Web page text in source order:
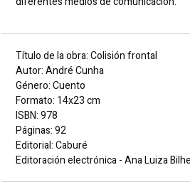
Título de la obra: Colisión frontal
Autor: André Cunha
Género: Cuento
Formato: 14x23 cm
ISBN: 978
Páginas: 92
Editorial: Caburé
Editoración electrónica - Ana Luiza